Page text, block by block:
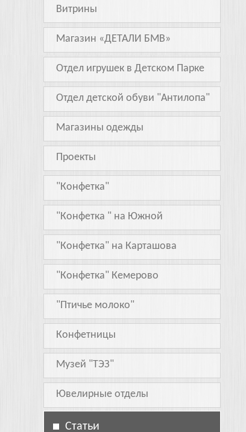
Витрины
Магазин «ДЕТАЛИ БМВ»
Отдел игрушек в Детском Парке
Отдел детской обуви "Антилопа"
Магазины одежды
Проекты
"Конфетка"
"Конфетка " на Южной
"Конфетка" на Карташова
"Конфетка" Кемерово
"Птичье молоко"
Конфетницы
Музей "ТЭЗ"
Ювелирные отделы
Статьи